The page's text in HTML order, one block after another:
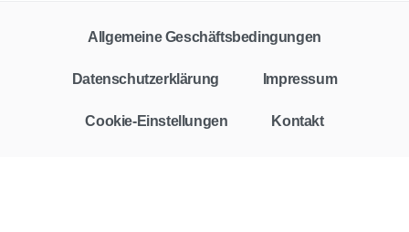
Allgemeine Geschäftsbedingungen
Datenschutzerklärung Impressum
Cookie-Einstellungen Kontakt